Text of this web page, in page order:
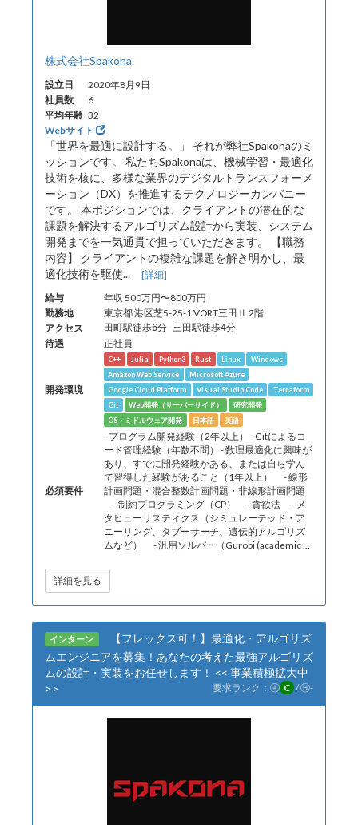
株式会社Spakona
設立日
2020年8月9日
社員数
6
平均年齢 32
Webサイト
「世界を最適に設計する。」 それが弊社Spakonaのミ
ッションです。 私たちSpakonaは、機械学習・最適化
技術を核に、多様な業界のデジタルトランスフォーメ
ーション（DX）を推進するテクノロジーカンパニー
です。 本ポジションでは、クライアントの潜在的な
課題を解決するアルゴリズム設計から実装、システム
開発までを一気通貫で担っていただきます。 【職務
内容】 クライアントの複雑な課題を解き明かし、最
適化技術を駆使... [詳細]
給与
年収 500万円〜800万円
勤務地
東京都 港区芝5-25-1 VORT三田Ⅱ 2階
アクセス
田町駅徒歩6分 三田駅徒歩4分
待遇 正社員
開発環境
C++ Julia Python3 Rust Linux
Windows
Amazon Web Service
Microsoft Azure
Google Cloud Platform
Visual Studio Code
Terraform
Git
Web開発（サーバーサイド）
研究開発
OS・ミドルウェア開発
日本語 英語
必須要件
- プログラム開発経験（2年以上） - Gitによるコ
ード管理経験（年数不問） - 数理最適化に興味が
あり、すでに開発経験がある、または自ら学ん
で習得した経験があること（1年以上） - 線形
計画問題・混合整数計画問題・非線形計画問題
- 制約プログラミング（CP） - 貪欲法 - メ
タヒューリスティクス（シミュレーテッド・ア
ニーリング、タブーサーチ、遺伝的アルゴリズ
ムなど） - 汎用ソルバー（Gurobi (academic ...
詳細を見る
インターン
【フレックス可！】最適化・アルゴリズ
ムエンジニアを募集！あなたの考えた最強アルゴリズ
ムの設計・実装をお任せします！ << 事業積極拡大中
>>
要求ランク： Ⓐ C /Ⓗ-